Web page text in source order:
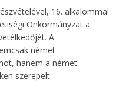
16. alkalommal
Önkormányzat a
A
német
hanem a német
szerepelt.